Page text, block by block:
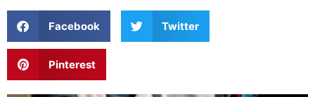
Facebook Twitter
Pinterest